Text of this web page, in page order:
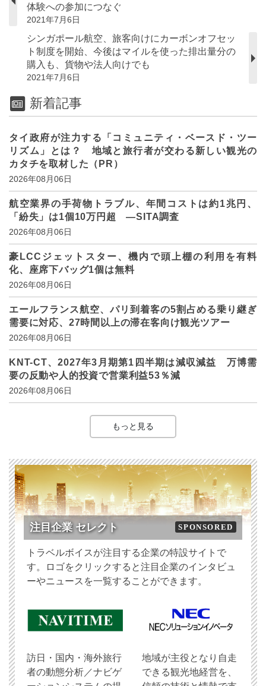
体験への参加につなぐ
2021年7月6日
シンガポール航空、旅客向けにカーボンオフセッ
ト制度を開始、今後はマイルを使った排出量分の
購入も、貨物や法人向けでも
2021年7月6日
新着記事
タイ政府が注力する「コミュニティ・ベースド・ツー
リズム」とは？ 地域と旅行者が交わる新しい観光の
カタチを取材した（PR）
2026年08月06日
航空業界の手荷物トラブル、年間コストは約1兆円、
「紛失」は1個10万円超 ―SITA調査
2026年08月06日
豪LCCジェットスター、機内で頭上棚の利用を有料
化、座席下バッグ1個は無料
2026年08月06日
エールフランス航空、パリ到着客の5割占める乗り継ぎ
需要に対応、27時間以上の滞在客向け観光ツアー
2026年08月06日
KNT-CT、2027年3月期第1四半期は減収減益 万博需
要の反動や人的投資で営業利益53％減
2026年08月06日
もっと見る
注目企業 セレクト SPONSORED
トラベルボイスが注目する企業の特設サイトで
す。ロゴをクリックすると注目企業のインタビュ
ーやニュースを一覧することができます。
訪日・国内・海外旅行
者の動態分析／ナビゲ
地域が主役となり自走
できる観光地経営を、